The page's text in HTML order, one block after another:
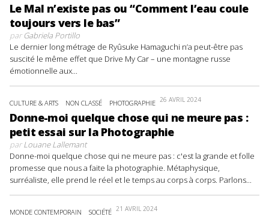
Le Mal n’existe pas ou “Comment l’eau coule
toujours vers le bas”
parGabriela Portillo
Le dernier long métrage de Ryûsuke Hamaguchi n’a peut-être pas
suscité le même effet que Drive My Car – une montagne russe
émotionnelle aux...
CULTURE & ARTS NON CLASSÉ PHOTOGRAPHIE 26 AVRIL 2024
Donne-moi quelque chose qui ne meure pas :
petit essai sur la Photographie
parLouane Lallemant
Donne-moi quelque chose qui ne meure pas : c'est la grande et folle
promesse que nous a faite la photographie. Métaphysique,
surréaliste, elle prend le réel et le temps au corps à corps. Parlons...
MONDE CONTEMPORAIN SOCIÉTÉ 21 AVRIL 2024